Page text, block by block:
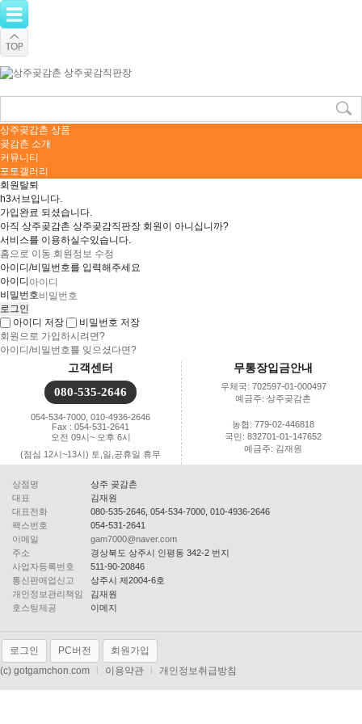
상주곶감촌 상품
곶감촌 소개
커뮤니티
포토갤러리
회원탈퇴
h3서브입니다.
가입완료 되셨습니다.
아직 상주곶감촌 상주곶감직판장 회원이 아니십니까?
서비스를 이용하실수있습니다.
홈으로 이동 회원정보 수정
아이디/비밀번호를 입력해주세요
아이디
비밀번호
아이디 저장
비밀번호 저장
회원으로 가입하시려면?
아이디/비밀번호를 잊으셨다면?
고객센터
080-535-2646
054-534-7000, 010-4936-2646
Fax : 054-531-2641
오전 09시~ 오후 6시
(점심 12시~13시) 토,일,공휴일 휴무
무통장입금안내
우체국: 702597-01-000497
예금주: 상주곶감촌
농협: 779-02-446818
국민: 832701-01-147652
예금주: 김재원
상점명
상주 곶감촌
대표
김재원
대표전화
080-535-2646, 054-534-7000, 010-4936-2646
팩스번호
054-531-2641
이메일
gam7000@naver.com
주소
경상북도 상주시 인평동 342-2 번지
사업자등록번호
511-90-20846
통신판매업신고
상주시 제2004-6호
개인정보관리책임
김재원
호스팅제공
이메지
로그인 PC버전
회원가입
(c) gotgamchon.com
이용약관 개인정보취급방침